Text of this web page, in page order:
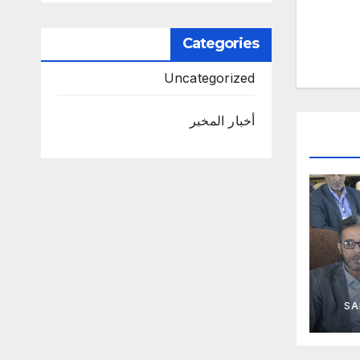
Categories
Uncategorized
أخبار المخبر